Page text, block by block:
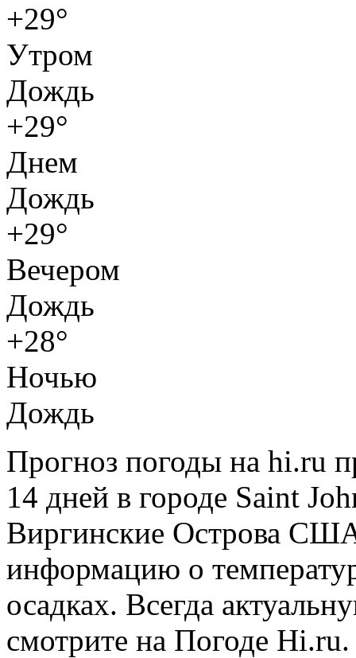
+29°
Утром
Дождь
+29°
Днем
Дождь
+29°
Вечером
Дождь
+28°
Ночью
Дождь
Прогноз погоды на hi.ru
14 дней в городе Saint
Виргинские Острова
информацию о
осадках. Всегда
смотрите на Погоде Hi.ru.